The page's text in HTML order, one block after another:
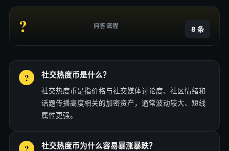
? 问答流程 8 条
社交热度币是什么？
社交热度币是指价格与社交媒体讨论度、社区情绪和
话题传播高度相关的加密资产，通常波动较大、短线
属性更强。
社交热度币为什么容易暴涨暴跌？